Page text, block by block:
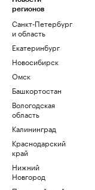
регионов
Санкт-Петербург
и область
Екатеринбург
Новосибирск
Омск
Башкортостан
Вологодская
область
Калининград
Краснодарский
край
Нижний
Новгород